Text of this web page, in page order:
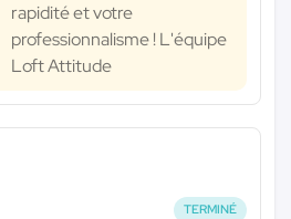
rapidité et votre
professionnalisme ! L'équipe
Loft Attitude
TERMINÉ